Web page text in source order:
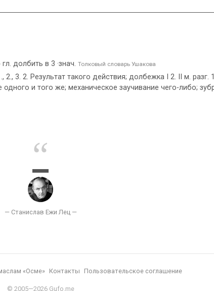
долбить в 3 ·знач. Толковый словарь Ушакова
3. 2. Результат такого действия; долбежка I 2. II м. разг.
и того же; механическое заучивание чего-либо;
«Осме» Контакты Пользовательское соглашение
© 2005—2026 Gufo.me